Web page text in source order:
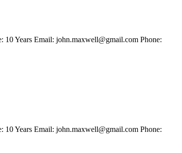
10 Years Email: john.maxwell@gmail.com Phone:
10 Years Email: john.maxwell@gmail.com Phone: